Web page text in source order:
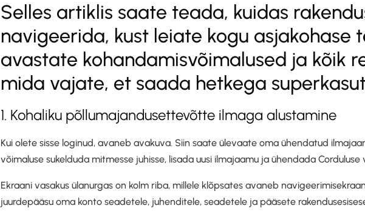
Selles artiklis saate teada, kuidas
navigeerida, kust leiate kogu asjakohase
avastate kohandamisvõimalused ja kõik
mida vajate, et saada hetkega
1. Kohaliku põllumajandusettevõtte ilmaga alustamine
Kui olete sisse loginud, avaneb avakuva. Siin saate ülevaate oma ühendatud
võimaluse sukelduda mitmesse juhisse, lisada uusi ilmajaamu ja ühendada
Ekraani vasakus ülanurgas on kolm riba, millele klõpsates avaneb
juurdepääsu oma konto seadetele, juhenditele, seadetele ja pääsete